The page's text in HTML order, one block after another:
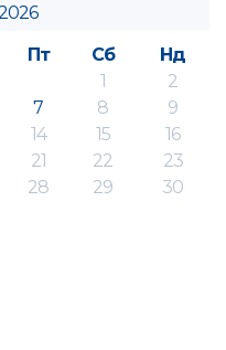
Пт Сб
Нд
1
2
7 8
9
14 15
16
21 22
23
28 29
30